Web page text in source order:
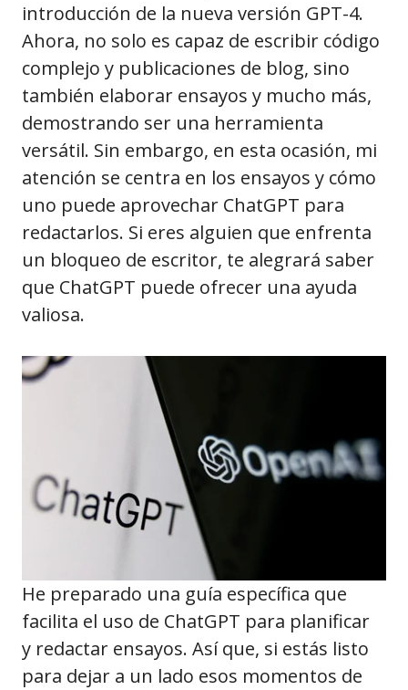
introducción de la nueva versión GPT-4.
Ahora, no solo es capaz de escribir código
complejo y publicaciones de blog, sino
también elaborar ensayos y mucho más,
demostrando ser una herramienta
versátil. Sin embargo, en esta ocasión, mi
atención se centra en los ensayos y cómo
uno puede aprovechar ChatGPT para
redactarlos. Si eres alguien que enfrenta
un bloqueo de escritor, te alegrará saber
que ChatGPT puede ofrecer una ayuda
valiosa.
He preparado una guía específica que
facilita el uso de ChatGPT para planificar
y redactar ensayos. Así que, si estás listo
para dejar a un lado esos momentos de